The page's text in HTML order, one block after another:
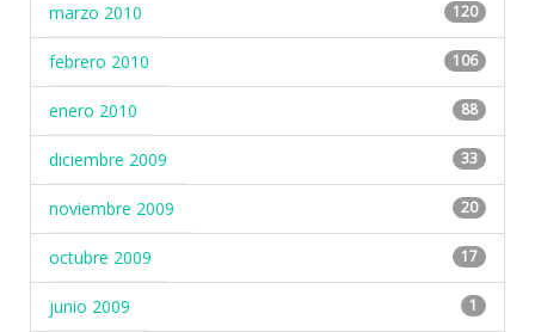
marzo 2010 120
febrero 2010 106
enero 2010 88
diciembre 2009 33
noviembre 2009 20
octubre 2009 17
junio 2009 1